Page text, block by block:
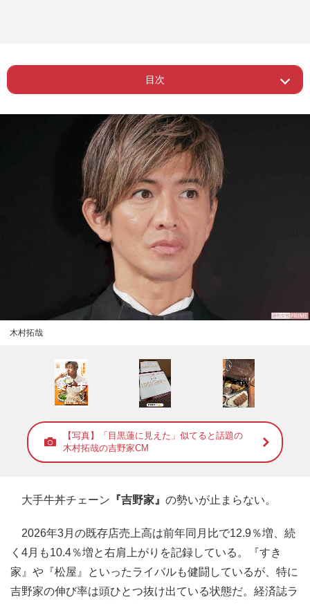
目次
ー 批判をものともせず、業績を爆上げ
してしまう木村拓哉
ー 吉野家が答えた「主な要因」
木村拓哉
【写真】「目黒蓮に見えた」似てると話題の
木村拓哉の吉野家CM
大手牛丼チェーン 『吉野家』 の勢いが止まらない。
2026年3月の既存店売上高は前年同月比で12.9％増、続
く4月も10.4％増と右肩上がりを記録している。『すき
家』や『松屋』といったライバルも健闘しているが、特に
吉野家の伸び率は頭ひとつ抜け出ている状態だ。経済誌ラ